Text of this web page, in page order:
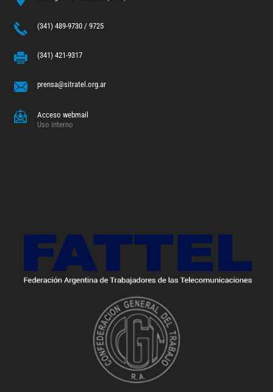
(341) 489-9730 / 9725
(341) 421-9317
prensa@sitratel.org.ar
Acceso webmail
Uso interno